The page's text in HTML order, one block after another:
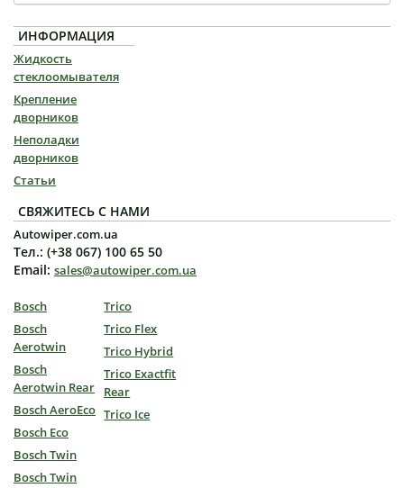
ИНФОРМАЦИЯ
Жидкость
стеклоомывателя
Крепление
дворников
Неполадки
дворников
Статьи
СВЯЖИТЕСЬ С НАМИ
Autowiper.com.ua
Тел.: (+38 067) 100 65 50
Email: sales@autowiper.com.ua
Bosch
Bosch
Aerotwin
Bosch
Aerotwin Rear
Bosch AeroEco
Bosch Eco
Bosch Twin
Bosch Twin
Trico
Trico Flex
Trico Hybrid
Trico Exactfit
Rear
Trico Ice